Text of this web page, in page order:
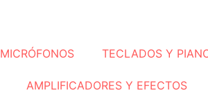
MICRÓFONOS TECLADOS Y
AMPLIFICADORES Y EFECTOS